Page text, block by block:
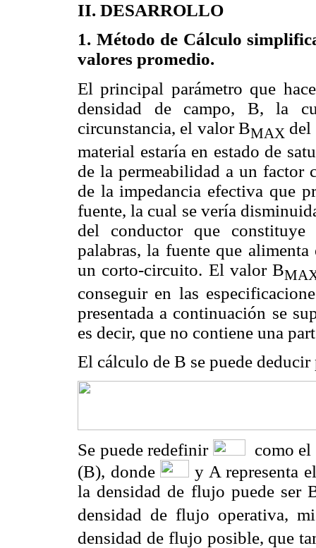
II. DESARROLLO
1. Método de Cálculo
valores promedio.
El principal parámetro que
densidad de campo, B, la
circunstancia, el valor BMAX del
material estaría en estado de
de la permeabilidad a un factor
de la impedancia efectiva que
fuente, la cual se vería
del conductor que
palabras, la fuente que
un corto-circuito. El valor B
conseguir en las
presentada a continuación se
es decir, que no contiene una
El cálculo de B se puede
Se puede redefinir
como
(B), donde
y A representa
la densidad de flujo puede ser
densidad de flujo operativa,
densidad de flujo posible, que